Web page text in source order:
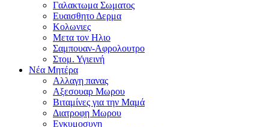
Γαλακτωμα Σωματος
Ευαισθητο Δερμα
Κολωνιες
Μετα τον Ηλιο
Σαμπουαν-Αφρολουτρο
Στομ. Υγιεινή
Νέα Μητέρα
Αλλαγη πανας
Αξεσουαρ Μωρου
Βιταμίνες για την Μαμά
Διατροφη Μωρου
Εγκυμοσυνη